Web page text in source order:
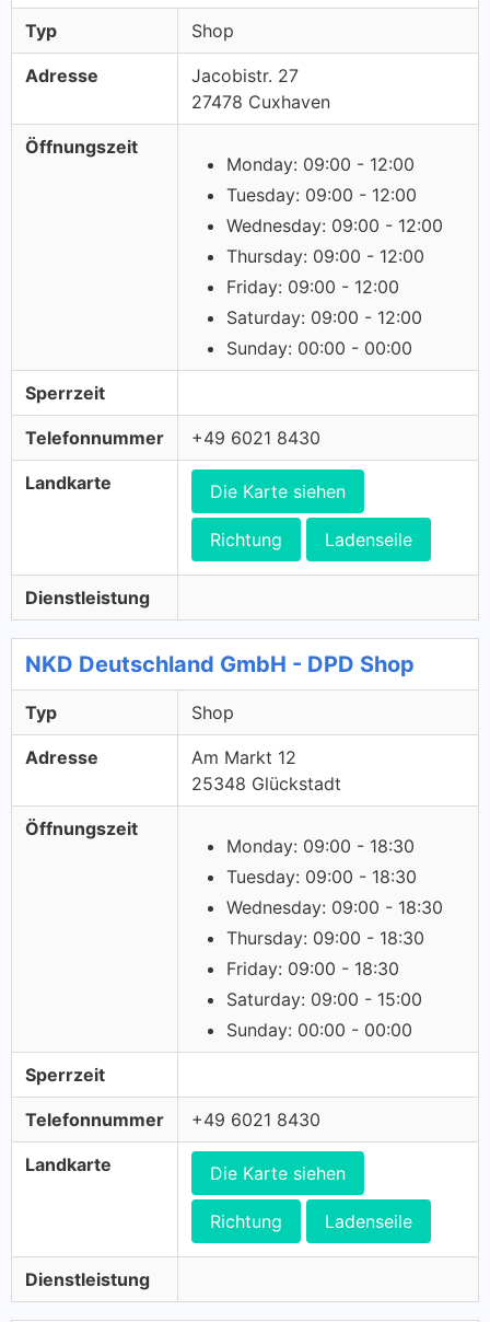
Typ Shop
Adresse
Jacobistr. 27
27478 Cuxhaven
Öffnungszeit
Monday: 09:00 - 12:00
Tuesday: 09:00 - 12:00
Wednesday: 09:00 - 12:00
Thursday: 09:00 - 12:00
Friday: 09:00 - 12:00
Saturday: 09:00 - 12:00
Sunday: 00:00 - 00:00
Sperrzeit
Telefonnummer +49 6021 8430
Landkarte Die Karte siehen
Richtung Ladenseile
Dienstleistung
NKD Deutschland GmbH - DPD Shop
Typ Shop
Adresse
Am Markt 12
25348 Glückstadt
Öffnungszeit
Monday: 09:00 - 18:30
Tuesday: 09:00 - 18:30
Wednesday: 09:00 - 18:30
Thursday: 09:00 - 18:30
Friday: 09:00 - 18:30
Saturday: 09:00 - 15:00
Sunday: 00:00 - 00:00
Sperrzeit
Telefonnummer +49 6021 8430
Landkarte Die Karte siehen
Richtung Ladenseile
Dienstleistung